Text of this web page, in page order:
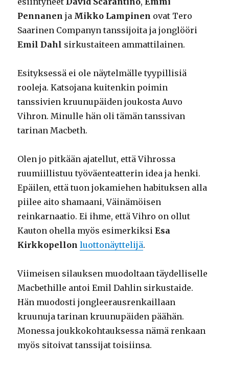
Pennanen ja Mikko Lampinen ovat Tero
Saarinen Companyn tanssijoita ja jonglööri
Emil Dahl sirkustaiteen ammattilainen.
Esityksessä ei ole näytelmälle tyypillisiä
rooleja. Katsojana kuitenkin poimin
tanssivien kruunupäiden joukosta Auvo
Vihron. Minulle hän oli tämän tanssivan
tarinan Macbeth.
Olen jo pitkään ajatellut, että Vihrossa
ruumiillistuu työväenteatterin idea ja henki.
Epäilen, että tuon jokamiehen habituksen alla
piilee aito shamaani, Väinämöisen
reinkarnaatio. Ei ihme, että Vihro on ollut
Kauton ohella myös esimerkiksiEsa
Kirkkopellon luottonäyttelijä.
Viimeisen silauksen muodoltaan täydelliselle
Macbethille antoi Emil Dahlin sirkustaide.
Hän muodosti jongleerausrenkaillaan
kruunuja tarinan kruunupäiden päähän.
Monessa joukkokohtauksessa nämä renkaan
myös sitoivat tanssijat toisiinsa.